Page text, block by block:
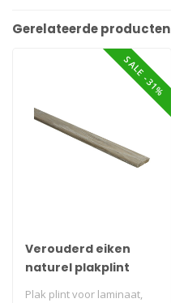
Gerelateerde producten
SALE -31%
Verouderd eiken
naturel plakplint
Plak plint voor laminaat,